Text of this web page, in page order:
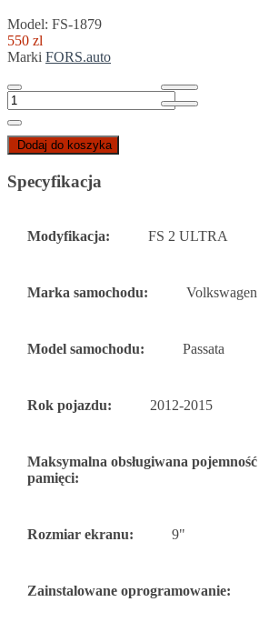
Model: FS-1879
550 zl
Marki FORS.auto
Dodaj do koszyka
Specyfikacja
Modyfikacja: FS 2 ULTRA
Marka samochodu: Volkswagen
Model samochodu: Passata
Rok pojazdu: 2012-2015
Maksymalna obsługiwana
pamięci:
Rozmiar ekranu: 9"
Zainstalowane oprogramowanie: